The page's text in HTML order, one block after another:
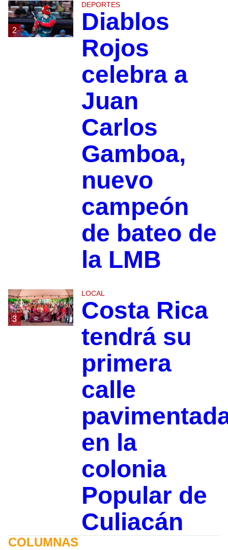
2
DEPORTES
Diablos
Rojos
celebra a
Juan
Carlos
Gamboa,
nuevo
campeón
de bateo de
la LMB
3
LOCAL
Costa Rica
tendrá su
primera
calle
en la
colonia
Popular de
Culiacán
COLUMNAS